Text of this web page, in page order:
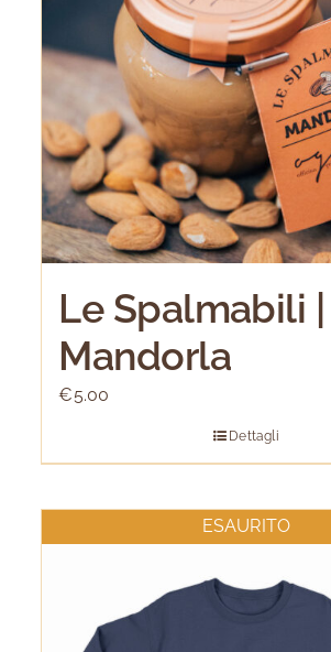
Le Spalmabili |
Mandorla
€5.00
Dettagli
ESAURITO